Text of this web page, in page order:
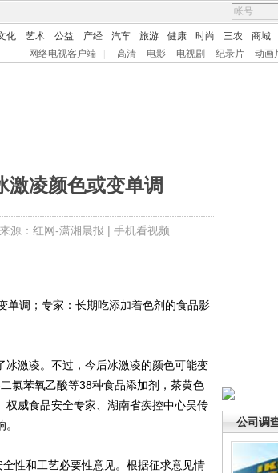
化 艺术 公益 产经 汽车 旅游 健康 时尚 三农 商城
网络电视客户端 高清 电影 电视剧 纪录片 动画
激凌颜色或变单调
源：红网-潇湘晨报 | 手机看视频
公司调
调；专家：长期吃添加着色剂的食品影
激凌。不过，今后冰激凌的颜色可能变
氯苯氧乙酸等38种食品添加剂，茶黄色
威食品安全专家、湖南省疾控中心吴传
性和工艺必要性意见。根据征求意见情